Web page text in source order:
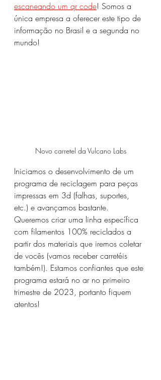
escaneando um qr code! Somos a
única empresa a oferecer este tipo de
informação no Brasil e a segunda no
mundo!
Novo carretel da Vulcano Labs
Iniciamos o desenvolvimento de um
programa de reciclagem para peças
impressas em 3d (falhas, suportes,
etc.) e avançamos bastante.
Queremos criar uma linha específica
com filamentos 100% reciclados a
partir dos materiais que iremos coletar
de vocês (vamos receber carretéis
também!). Estamos confiantes que este
programa estará no ar no primeiro
trimestre de 2023, portanto fiquem
atentos!